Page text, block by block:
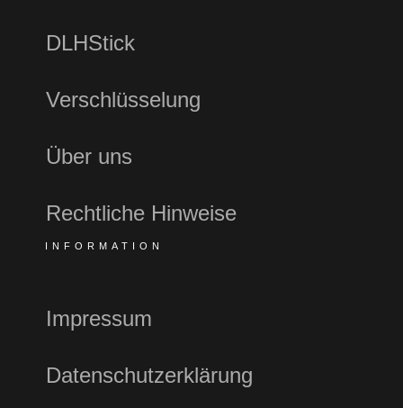
DLHStick
Verschlüsselung
Über uns
Rechtliche Hinweise
INFORMATION
Impressum
Datenschutzerklärung